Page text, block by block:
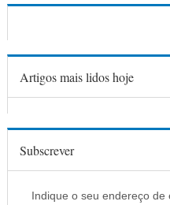
Artigos mais lidos hoje
Subscrever
Indique o seu endereço